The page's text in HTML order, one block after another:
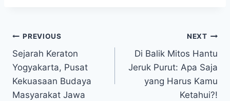
Navigasi
pos
PREVIOUS
Sejarah Keraton
Yogyakarta, Pusat
Kekuasaan Budaya
Masyarakat Jawa
NEXT
Di Balik Mitos Hantu
Jeruk Purut: Apa Saja
yang Harus Kamu
Ketahui?!